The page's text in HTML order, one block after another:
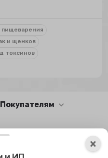
пищеварения
и щенков
токсинов
Покупателям
данные
на обработку своих
×